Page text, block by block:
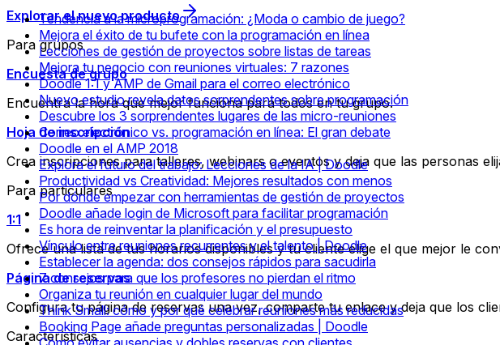
Explorar el nuevo producto
Para grupos
Encuesta de grupo
Encuentra la hora que mejor funciona para todos en tu grupo.
Hoja de inscripción
Crea inscripciones para talleres, webinars o eventos y deja que las personas
Para particulares
1:1
Ofrece una lista de tus horarios disponibles y tu cliente elige el que mejor le
Página de reservas
Configura tu página de reservas una vez, comparte tu enlace y deja que los
Características
Tendencia a la microprogramación: ¿Moda o cambio de juego?
Mejora el éxito de tu bufete con la programación en línea
Lecciones de gestión de proyectos sobre listas de tareas
Mejora tu negocio con reuniones virtuales: 7 razones
Doodle 1:1 y AMP de Gmail para el correo electrónico
Nuevo estudio revela datos sorprendentes sobre programación
Descubre los 3 sorprendentes lugares de las micro-reuniones
Correo electrónico vs. programación en línea: El gran debate
Doodle en el AMP 2018
Explora el futuro del trabajo: Lecciones de la IA | Doodle
Productividad vs Creatividad: Mejores resultados con menos
Por dónde empezar con herramientas de gestión de proyectos
Doodle añade login de Microsoft para facilitar programación
Es hora de reinventar la planificación y el presupuesto
Vínculo entre reuniones recurrentes y el talento | Doodle
Establecer la agenda: dos consejos rápidos para sacudirla
7 consejos para que los profesores no pierdan el ritmo
Organiza tu reunión en cualquier lugar del mundo
Think Small: cómo y por qué celebrar reuniones más reducidas
Booking Page añade preguntas personalizadas | Doodle